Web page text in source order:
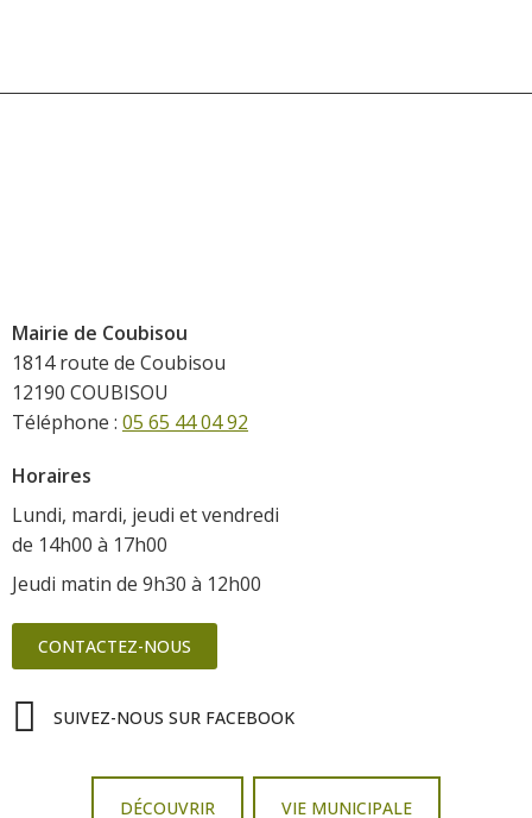
Mairie de Coubisou
1814 route de Coubisou
12190 COUBISOU
Téléphone : 05 65 44 04 92
Horaires
Lundi, mardi, jeudi et vendredi
de 14h00 à 17h00
Jeudi matin de 9h30 à 12h00
CONTACTEZ-NOUS
SUIVEZ-NOUS SUR FACEBOOK
DÉCOUVRIR VIE MUNICIPALE